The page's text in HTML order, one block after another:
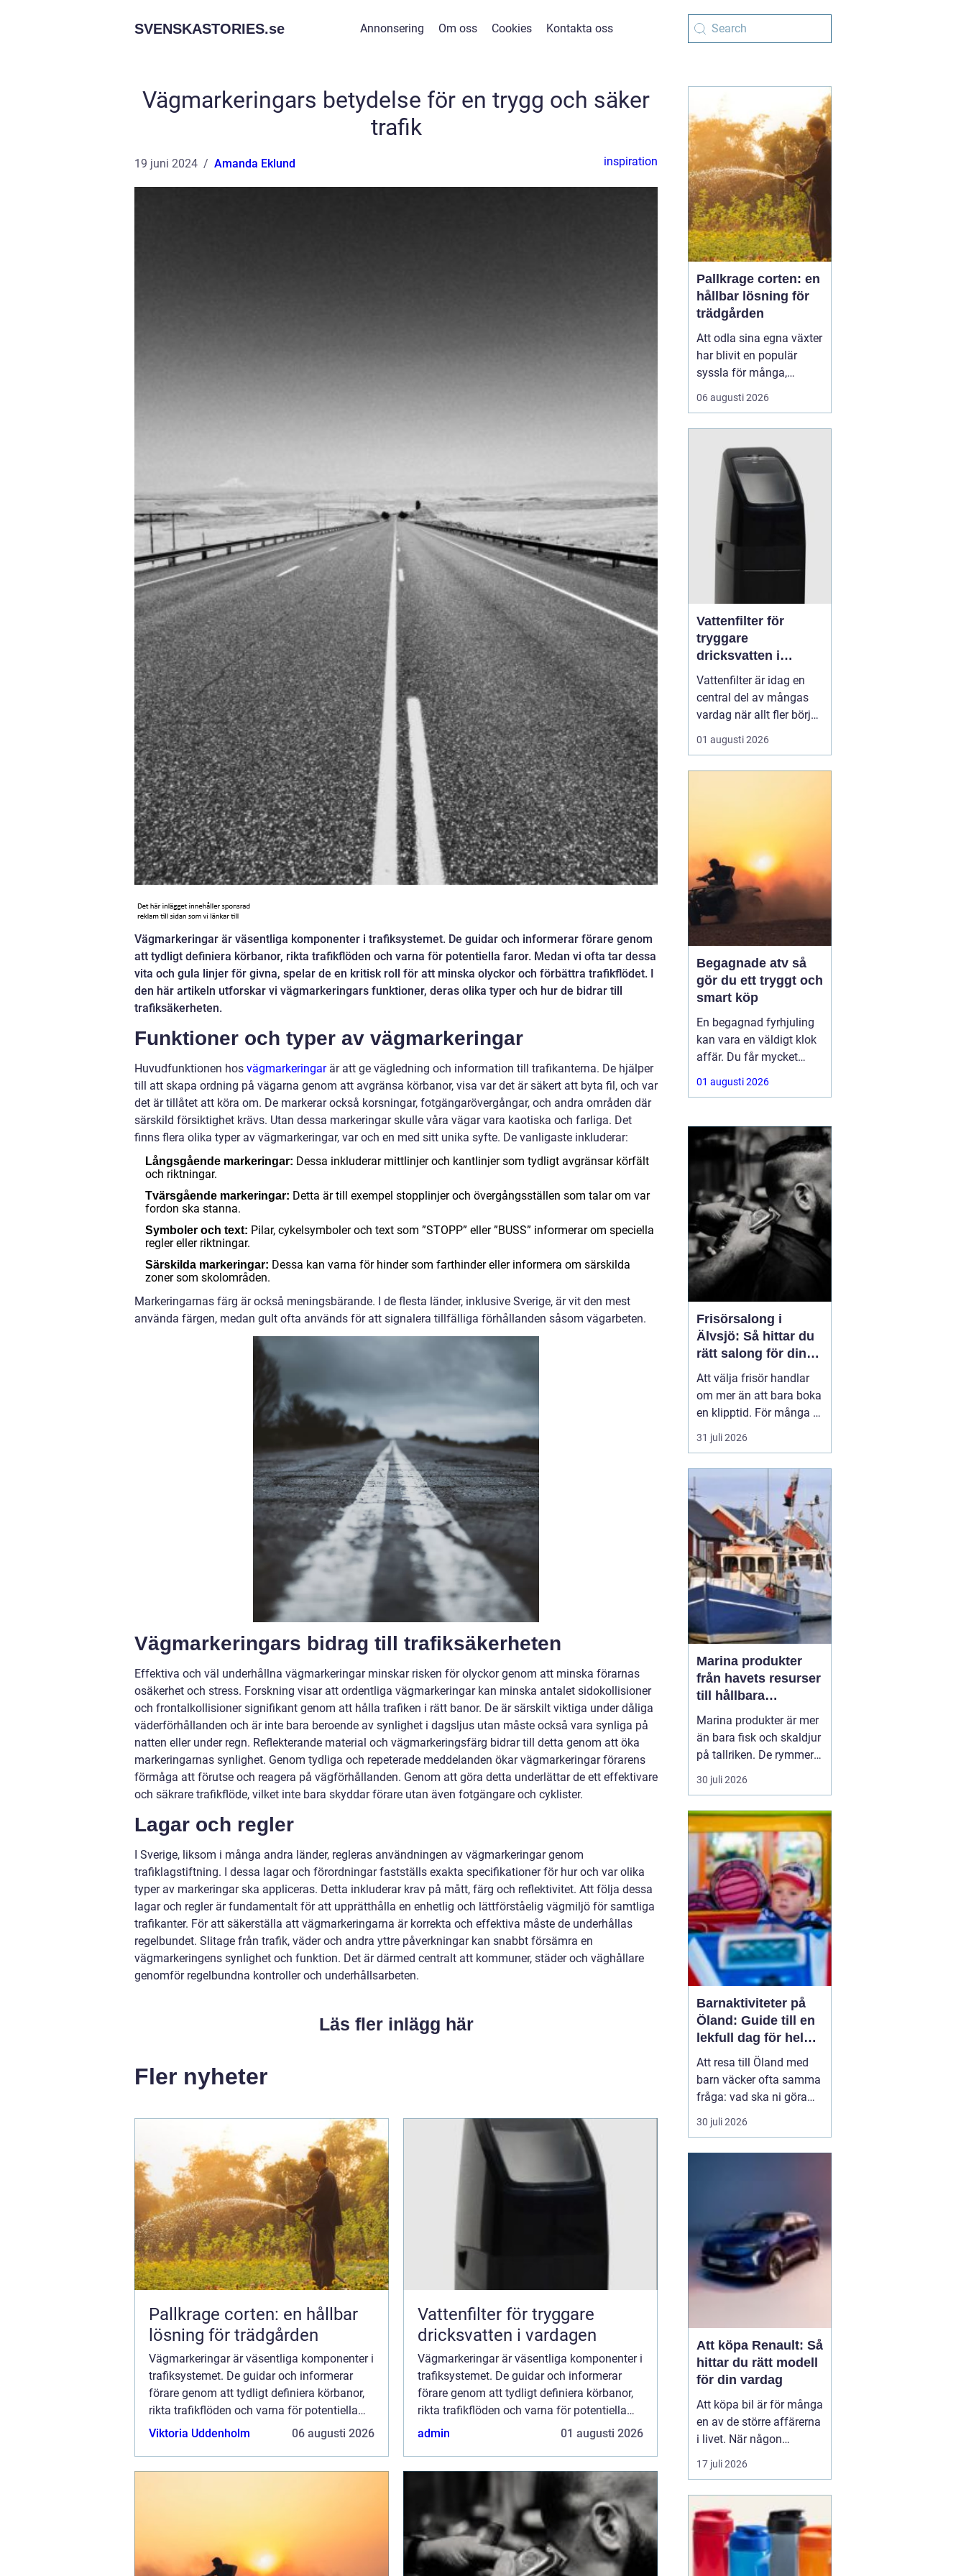
SVENSKASTORIES.se Annonsering Om oss Cookies Kontakta oss
Vägmarkeringars betydelse för en trygg och säker
trafik
19 juni 2024 Amanda Eklund inspiration
Vägmarkeringar är väsentliga komponenter i trafiksystemet. De guidar och informerar förare genom
att tydligt definiera körbanor, rikta trafikflöden och varna för potentiella faror. Medan vi ofta tar dessa
vita och gula linjer för givna, spelar de en kritisk roll för att minska olyckor och förbättra trafikflödet. I
den här artikeln utforskar vi vägmarkeringars funktioner, deras olika typer och hur de bidrar till
trafiksäkerheten.
Funktioner och typer av vägmarkeringar
Huvudfunktionen hos vägmarkeringarär att ge vägledning och information till trafikanterna. De hjälper
till att skapa ordning på vägarna genom att avgränsa körbanor, visa var det är säkert att byta fil, och var
det är tillåtet att köra om. De markerar också korsningar, fotgängarövergångar, och andra områden där
särskild försiktighet krävs. Utan dessa markeringar skulle våra vägar vara kaotiska och farliga. Det
finns flera olika typer av vägmarkeringar, var och en med sitt unika syfte. De vanligaste inkluderar:
Långsgående markeringar: Dessa inkluderar mittlinjer och kantlinjer som tydligt avgränsar körfält
och riktningar.
Tvärsgående markeringar: Detta är till exempel stopplinjer och övergångsställen som talar om var
fordon ska stanna.
Symboler och text: Pilar, cykelsymboler och text som ”STOPP” eller ”BUSS” informerar om speciella
regler eller riktningar.
Särskilda markeringar: Dessa kan varna för hinder som farthinder eller informera om särskilda
zoner som skolområden.
Markeringarnas färg är också meningsbärande. I de flesta länder, inklusive Sverige, är vit den mest
använda färgen, medan gult ofta används för att signalera tillfälliga förhållanden såsom vägarbeten.
Vägmarkeringars bidrag till trafiksäkerheten
Effektiva och väl underhållna vägmarkeringar minskar risken för olyckor genom att minska förarnas
osäkerhet och stress. Forskning visar att ordentliga vägmarkeringar kan minska antalet sidokollisioner
och frontalkollisioner signifikant genom att hålla trafiken i rätt banor. De är särskilt viktiga under dåliga
väderförhållanden och är inte bara beroende av synlighet i dagsljus utan måste också vara synliga på
natten eller under regn. Reflekterande material och vägmarkeringsfärg bidrar till detta genom att öka
markeringarnas synlighet. Genom tydliga och repeterade meddelanden ökar vägmarkeringar förarens
förmåga att förutse och reagera på vägförhållanden. Genom att göra detta underlättar de ett effektivare
och säkrare trafikflöde, vilket inte bara skyddar förare utan även fotgängare och cyklister.
Lagar och regler
I Sverige, liksom i många andra länder, regleras användningen av vägmarkeringar genom
trafiklagstiftning. I dessa lagar och förordningar fastställs exakta specifikationer för hur och var olika
typer av markeringar ska appliceras. Detta inkluderar krav på mått, färg och reflektivitet. Att följa dessa
lagar och regler är fundamentalt för att upprätthålla en enhetlig och lättförståelig vägmiljö för samtliga
trafikanter. För att säkerställa att vägmarkeringarna är korrekta och effektiva måste de underhållas
regelbundet. Slitage från trafik, väder och andra yttre påverkningar kan snabbt försämra en
vägmarkeringens synlighet och funktion. Det är därmed centralt att kommuner, städer och väghållare
genomför regelbundna kontroller och underhållsarbeten.
Läs fler inlägg här
Fler nyheter
Pallkrage corten: en hållbar
lösning för trädgården
Vägmarkeringar är väsentliga komponenter i
trafiksystemet. De guidar och informerar
förare genom att tydligt definiera körbanor,
rikta trafikflöden och varna för potentiella
faror. Medan vi ofta tar dessa vita och g...
Viktoria Uddenholm 06 augusti 2026
Vattenfilter för tryggare
dricksvatten i vardagen
Vägmarkeringar är väsentliga komponenter i
trafiksystemet. De guidar och informerar
förare genom att tydligt definiera körbanor,
rikta trafikflöden och varna för potentiella
faror. Medan vi ofta tar dessa vita och g...
admin 01 augusti 2026
Pallkrage corten: en
hållbar lösning för
trädgården
Att odla sina egna växter
har blivit en populär
syssla för många,
oavsett om det handlar
om att ha en prunkande
balkongträdgård i stan.
En av de mest effektiva
och este...
06 augusti 2026
Vattenfilter för
tryggare
dricksvatten i
vardagen
Vattenfilter är idag en
central del av mångas
vardag när allt fler börjar
fundera på kvaliteten på
vattnet som kommer ur
hårt vat...
01 augusti 2026
Begagnade atv så
gör du ett tryggt och
smart köp
En begagnad fyrhjuling
kan vara en väldigt klok
affär. Du får mycket
funktion för pengarna
och slipper den största
ofta kommer direkt när
en maskin är ny.
Samtidigt kräver ett
andrahandsköp mer
eftertanke. Den som vill
köpa
01 augusti 2026
Frisörsalong i
Älvsjö: Så hittar du
rätt salong för din
stil och vardag
Att välja frisör handlar
om mer än att bara boka
en klipptid. För många är
frisörbesöket en paus i
vardagen, en chans att
känna sig mer som sig
själv. I Älvsjö fi...
31 juli 2026
Marina produkter
från havets resurser
till hållbara
upplevelser
Marina produkter är mer
än bara fisk och skaldjur
på tallriken. De rymmer
allt från mat och hälsa
till friluftsliv, kultur och
områden spelar havet en
central roll för både
ekonomi och livskvalitet.
När fler söker sig mot
nat...
30 juli 2026
Barnaktiviteter på
Öland: Guide till en
lekfull dag för hela
familjen
Att resa till Öland med
barn väcker ofta samma
fråga: vad ska ni göra
för att alla ska trivas,
oavsett ålder och
30 juli 2026
Att köpa Renault: Så
hittar du rätt modell
för din vardag
Att köpa bil är för många
en av de större affärerna
i livet. När någon
funderar på att köpa
Renault Skåne
17 juli 2026